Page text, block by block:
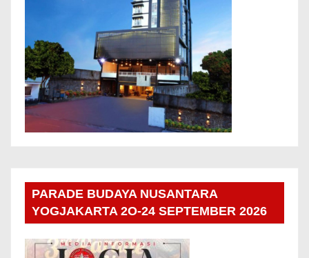
PARADE BUDAYA NUSANTARA
YOGJAKARTA 2O-24 SEPTEMBER 2026